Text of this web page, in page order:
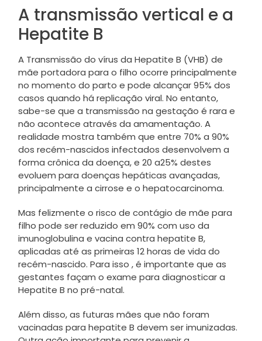
A transmissão vertical e a
Hepatite B
A Transmissão do vírus da Hepatite B (VHB) de
mãe portadora para o filho ocorre principalmente
no momento do parto e pode alcançar 95% dos
casos quando há replicação viral. No entanto,
sabe-se que a transmissão na gestação é rara e
não acontece através da amamentação. A
realidade mostra também que entre 70% a 90%
dos recém-nascidos infectados desenvolvem a
forma crônica da doença, e 20 a25% destes
evoluem para doenças hepáticas avançadas,
principalmente a cirrose e o hepatocarcinoma.
Mas felizmente o risco de contágio de mãe para
filho pode ser reduzido em 90% com uso da
imunoglobulina e vacina contra hepatite B,
aplicadas até as primeiras 12 horas de vida do
recém-nascido. Para isso , é importante que as
gestantes façam o exame para diagnosticar a
Hepatite B no pré-natal.
Além disso, as futuras mães que não foram
vacinadas para hepatite B devem ser imunizadas.